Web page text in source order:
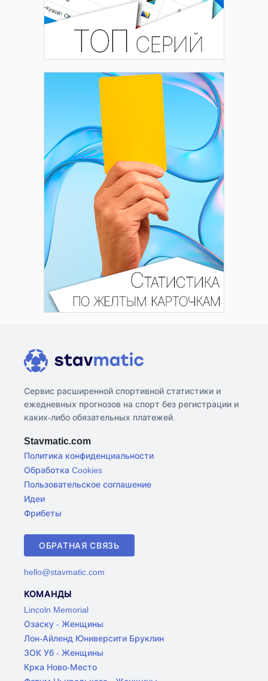
Сервис расширенной спортивной статистики и
ежедневных прогнозов на спорт без регистрации и
каких-либо обязательных платежей.
Stavmatic.com
Политика конфиденциальности
Обработка Cookies
Пользовательское соглашение
Идеи
Фрибеты
ОБРАТНАЯ СВЯЗЬ
hello@stavmatic.com
КОМАНДЫ
Lincoln Memorial
Озаску - Женщины
Лон-Айленд Юниверсити Бруклин
ЗОК Уб - Женщины
Крка Ново-Место